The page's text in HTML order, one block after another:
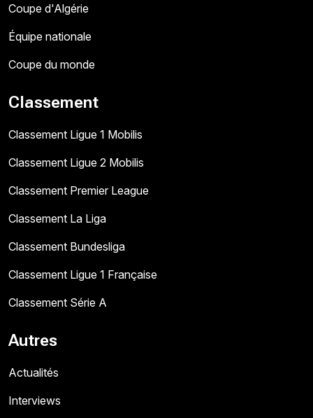
Coupe d'Algérie
Équipe nationale
Coupe du monde
Classement
Classement Ligue 1 Mobilis
Classement Ligue 2 Mobilis
Classement Premier League
Classement La Liga
Classement Bundesliga
Classement Ligue 1 Française
Classement Série A
Autres
Actualités
Interviews